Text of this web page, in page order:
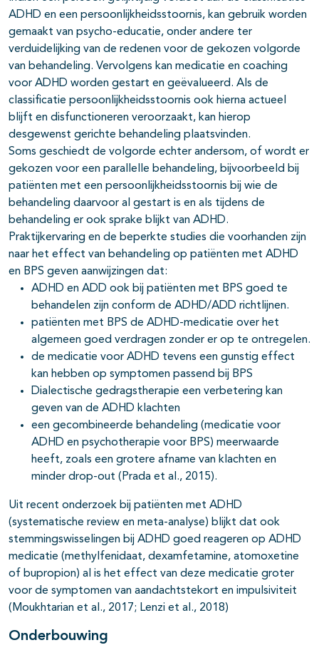
ADHD en een persoonlijkheidsstoornis, kan gebruik worden
gemaakt van psycho-educatie, onder andere ter
verduidelijking van de redenen voor de gekozen volgorde
van behandeling. Vervolgens kan medicatie en coaching
voor ADHD worden gestart en geëvalueerd. Als de
classificatie persoonlijkheidsstoornis ook hierna actueel
blijft en disfunctioneren veroorzaakt, kan hierop
desgewenst gerichte behandeling plaatsvinden.
Soms geschiedt de volgorde echter andersom, of wordt er
gekozen voor een parallelle behandeling, bijvoorbeeld bij
patiënten met een persoonlijkheidsstoornis bij wie de
behandeling daarvoor al gestart is en als tijdens de
behandeling er ook sprake blijkt van ADHD.
Praktijkervaring en de beperkte studies die voorhanden zijn
naar het effect van behandeling op patiënten met ADHD
en BPS geven aanwijzingen dat:
ADHD en ADD ook bij patiënten met BPS goed te
behandelen zijn conform de ADHD/ADD richtlijnen.
patiënten met BPS de ADHD-medicatie over het
algemeen goed verdragen zonder er op te ontregelen.
de medicatie voor ADHD tevens een gunstig effect
kan hebben op symptomen passend bij BPS
Dialectische gedragstherapie een verbetering kan
geven van de ADHD klachten
een gecombineerde behandeling (medicatie voor
ADHD en psychotherapie voor BPS) meerwaarde
heeft, zoals een grotere afname van klachten en
minder drop-out (Prada et al., 2015).
Uit recent onderzoek bij patiënten met ADHD
(systematische review en meta-analyse) blijkt dat ook
stemmingswisselingen bij ADHD goed reageren op ADHD
medicatie (methylfenidaat, dexamfetamine, atomoxetine
of bupropion) al is het effect van deze medicatie groter
voor de symptomen van aandachtstekort en impulsiviteit
(Moukhtarian et al., 2017; Lenzi et al., 2018)
Onderbouwing